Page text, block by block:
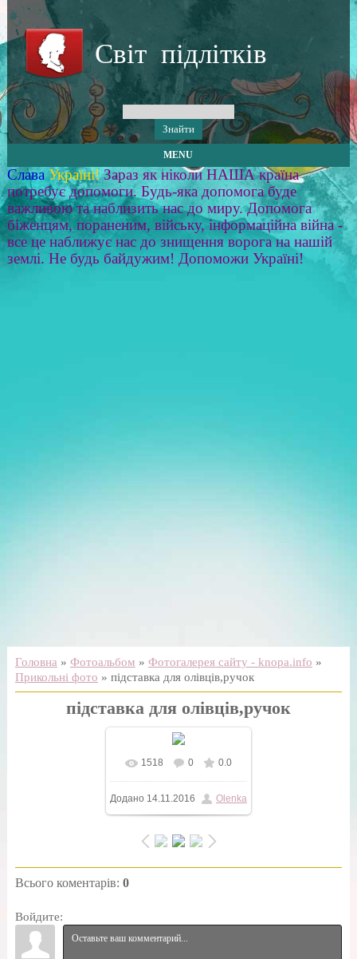
Світ підлітків
MENU
Слава Україні! Зараз як ніколи НАША країна
потребує допомоги. Будь-яка допомога буде
важливою та наблизить нас до миру. Допомога
біженцям, пораненим, війську, інформаційна війна -
все це наближує нас до знищення ворога на нашій
землі. Не будь байдужим! Допоможи Україні!
Головна » Фотоальбом » Фотогалерея сайту - knopa.info »
Прикольні фото » підставка для олівців,ручок
підставка для олівців,ручок
1518 0 0.0
Додано 14.11.2016 Olenka
Всього коментарів: 0
Войдите: